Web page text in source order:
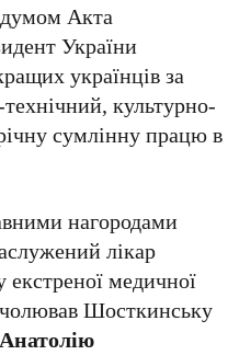
Акта
України
українців за
культурно-
сумлінну працю в
нагородами
лікар
медичної
Шосткинську
Анатолію